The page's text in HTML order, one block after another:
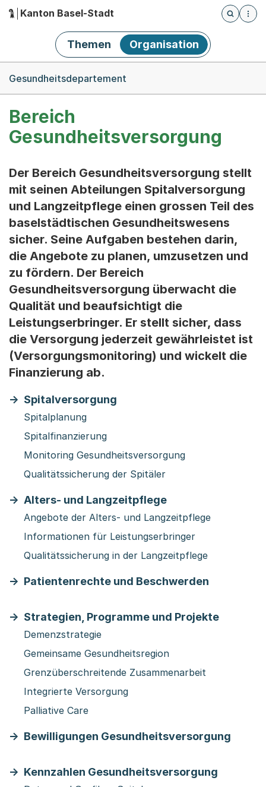
Hauptnavigation
Kanton Basel-Stadt
Öffnet
Themen Organisation
Gesundheitsdepartement
Bereich
Gesundheitsversorgung
Der Bereich Gesundheitsversorgung stellt
mit seinen Abteilungen Spitalversorgung
und Langzeitpflege einen grossen Teil des
baselstädtischen Gesundheitswesens
sicher. Seine Aufgaben bestehen darin,
die Angebote zu planen, umzusetzen und
zu fördern. Der Bereich
Gesundheitsversorgung überwacht die
Qualität und beaufsichtigt die
Leistungserbringer. Er stellt sicher, dass
die Versorgung jederzeit gewährleistet ist
(Versorgungsmonitoring) und wickelt die
Finanzierung ab.
Spitalversorgung
Spitalplanung
Spitalfinanzierung
Monitoring Gesundheitsversorgung
Qualitätssicherung der Spitäler
Alters- und Langzeitpflege
Angebote der Alters- und Langzeitpflege
Informationen für Leistungserbringer
Qualitätssicherung in der Langzeitpflege
Patientenrechte und Beschwerden
Strategien, Programme und Projekte
Demenzstrategie
Gemeinsame Gesundheitsregion
Grenzüberschreitende Zusammenarbeit
Integrierte Versorgung
Palliative Care
Bewilligungen Gesundheitsversorgung
Kennzahlen Gesundheitsversorgung